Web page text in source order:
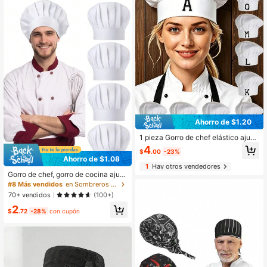
Ahorro de $1.08
Gorro de chef, gorro de cocina ajust
able premium para adultos con elás
tico, para cocinar, festivales, viajes
#8 Más vendidos
en Sombreros de trabajo para hombres
70+ vendidos
(100+)
$2.72 -28% con cupón
Ahorro de $1.20
1 pieza Gorro de chef elástico ajust
able personalizado A-Z para adulto
s, gorro de cocina para hornear y co
cinar
$4.00 -23%
1Hay otros vendedores